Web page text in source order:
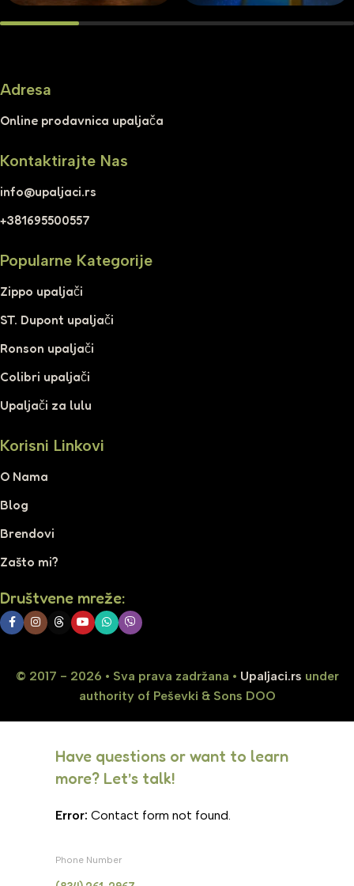
Adresa
Online prodavnica upaljača
Kontaktirajte Nas
info@upaljaci.rs
+381695500557
Popularne Kategorije
Zippo upaljači
ST. Dupont upaljači
Ronson upaljači
Colibri upaljači
Upaljači za lulu
Korisni Linkovi
O Nama
Blog
Brendovi
Zašto mi?
Društvene mreže:
© 2017 - 2026 • Sva prava zadržana • Upaljaci.rs under
authority of Peševki & Sons DOO
Have questions or want to learn
more? Let’s talk!
Error: Contact form not found.
Phone Number